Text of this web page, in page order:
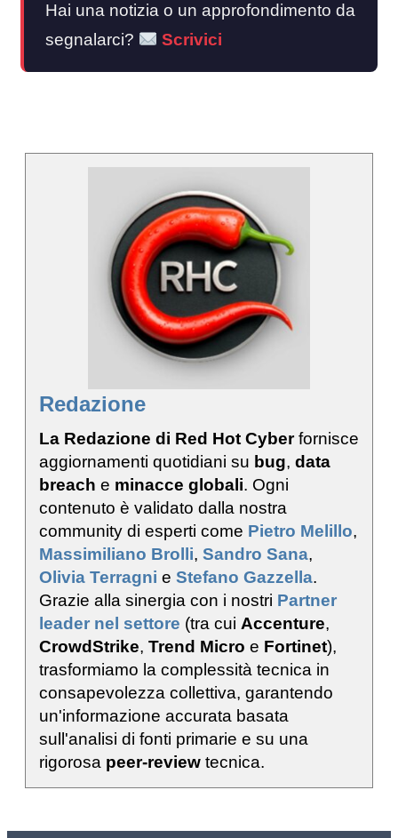
Hai una notizia o un approfondimento da
segnalarci?
Scrivici
Redazione
La Redazione di Red Hot Cyberfornisce
aggiornamenti quotidiani su bug, data
breach e minacce globali. Ogni
contenuto è validato dalla nostra
community di esperti come Pietro Melillo,
Massimiliano Brolli, Sandro Sana,
Olivia Terragni e Stefano Gazzella.
Grazie alla sinergia con i nostri Partner
leader nel settore (tra cui Accenture,
CrowdStrike, Trend Micro e Fortinet),
trasformiamo la complessità tecnica in
consapevolezza collettiva, garantendo
un'informazione accurata basata
sull'analisi di fonti primarie e su una
rigorosa peer-review tecnica.